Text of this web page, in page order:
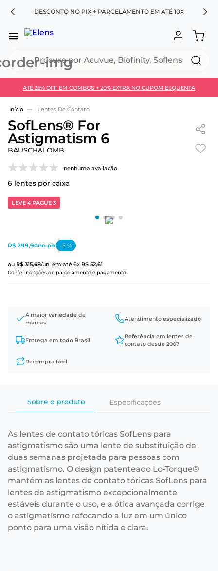
DESCONTO NO PIX + PARCELAMENTO EM ATÉ 10X
ATÉ 25% OFF EM COMBOS + 20% EXTRA NO CUPOM ESQUENTA
Use 30HOJE e ganhe 30% OFF + economia extra no
Lentes De Contato
SofLens® For
Astigmatism 6
BAUSCH&LOMB
nenhuma avaliação
6 lentes por caixa
LEVE 4 PAGUE 3
ou R$ 315,68/uni em até 6x R$ 52,61
Conferir opções de parcelamento e pagamento
R$ 299,90no pix -5 %
A maior variedade de
marcas
Atendimento especializado
Entrega em todo Brasil
Referência em lentes de
contato desde 2007
Recompra fácil
Sobre o produto Especificações
As lentes de contato tóricas SofLens para
astigmatismo são uma lente de substituição de
duas semanas projetada para pessoas com
astigmatismo. O design patenteado Lo-Torque®
mantém as lentes de contato tóricas SofLens para
lentes de astigmatismo excepcionalmente
estáveis durante o uso, e a ótica avançada corrige
o astigmatismo refocando a luz em um único
ponto para uma visão nítida e clara.